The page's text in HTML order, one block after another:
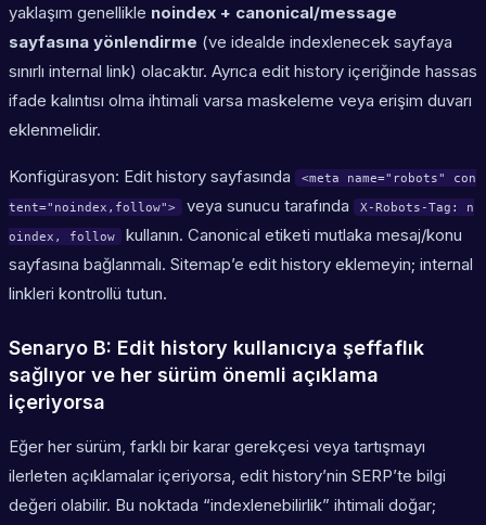
yaklaşım genellikle noindex + canonical/message
sayfasına yönlendirme (ve idealde indexlenecek sayfaya
sınırlı internal link) olacaktır. Ayrıca edit history içeriğinde hassas
ifade kalıntısı olma ihtimali varsa maskeleme veya erişim duvarı
eklenmelidir.
Konfigürasyon: Edit history sayfasında <meta name="robots" con
tent="noindex,follow"> veya sunucu tarafında X-Robots-Tag: n
oindex, follow
kullanın. Canonical etiketi mutlaka mesaj/konu
sayfasına bağlanmalı. Sitemap’e edit history eklemeyin; internal
linkleri kontrollü tutun.
Senaryo B: Edit history kullanıcıya şeffaflık
sağlıyor ve her sürüm önemli açıklama
içeriyorsa
Eğer her sürüm, farklı bir karar gerekçesi veya tartışmayı
ilerleten açıklamalar içeriyorsa, edit history’nin SERP’te bilgi
değeri olabilir. Bu noktada “indexlenebilirlik” ihtimali doğar;